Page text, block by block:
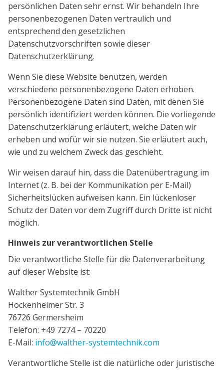
persönlichen Daten sehr ernst. Wir behandeln Ihre
personenbezogenen Daten vertraulich und
entsprechend den gesetzlichen
Datenschutzvorschriften sowie dieser
Datenschutzerklärung.
Wenn Sie diese Website benutzen, werden
verschiedene personenbezogene Daten erhoben.
Personenbezogene Daten sind Daten, mit denen Sie
persönlich identifiziert werden können. Die vorliegende
Datenschutzerklärung erläutert, welche Daten wir
erheben und wofür wir sie nutzen. Sie erläutert auch,
wie und zu welchem Zweck das geschieht.
Wir weisen darauf hin, dass die Datenübertragung im
Internet (z. B. bei der Kommunikation per E-Mail)
Sicherheitslücken aufweisen kann. Ein lückenloser
Schutz der Daten vor dem Zugriff durch Dritte ist nicht
möglich.
Hinweis zur verantwortlichen Stelle
Die verantwortliche Stelle für die Datenverarbeitung
auf dieser Website ist:
Walther Systemtechnik GmbH
Hockenheimer Str. 3
76726 Germersheim
Telefon: +49 7274 – 70220
E-Mail: info@walther-systemtechnik.com
Verantwortliche Stelle ist die natürliche oder juristische